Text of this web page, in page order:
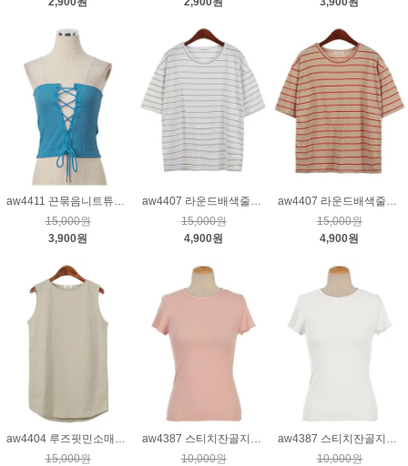
aw4411 끈묶음니트튜브탑_블루
15,000원
3,900원
aw4407 라운드배색줄티_크림(그레이)
15,000원
4,900원
aw4407 라운드배색줄티_베이지
15,000원
4,900원
aw4404 루즈핏민소매티_베이지
15,000원
aw4387 스티치잔골지티_핑크
10,000원
aw4387 스티치잔골지티_크림
10,000원